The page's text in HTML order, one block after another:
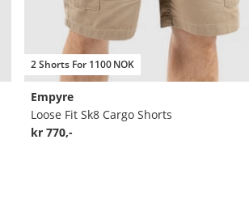
2 Shorts For 1100 NOK
Empyre
Loose Fit Sk8 Cargo Shorts
kr 770,-